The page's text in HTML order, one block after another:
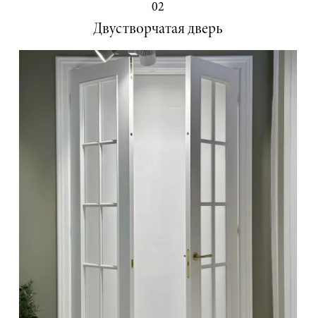
02
Двустворчатая дверь